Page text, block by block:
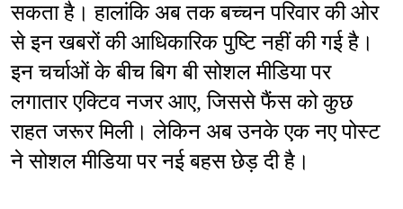
सकता है। हालांकि अब तक बच्चन परिवार की ओर
से इन खबरों की आधिकारिक पुष्टि नहीं की गई है।
इन चर्चाओं के बीच बिग बी सोशल मीडिया पर
लगातार एक्टिव नजर आए, जिससे फैंस को कुछ
राहत जरूर मिली। लेकिन अब उनके एक नए पोस्ट
ने सोशल मीडिया पर नई बहस छेड़ दी है।